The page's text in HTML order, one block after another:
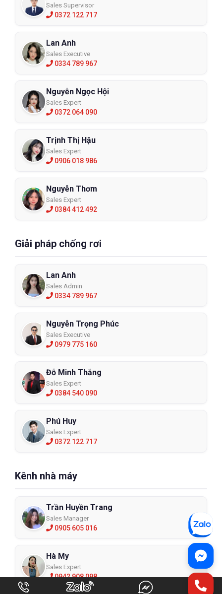
Sales Supervisor
0372 122 717
Lan Anh
Sales Executive
0334 789 967
Nguyễn Ngọc Hội
Sales Expert
0372 064 090
Trịnh Thị Hậu
Sales Expert
0906 018 986
Nguyễn Thơm
Sales Expert
0384 412 492
Giải pháp chống rơi
Lan Anh
Sales Admin
0334 789 967
Nguyễn Trọng Phúc
Sales Executive
0979 775 160
Đỗ Minh Thắng
Sales Expert
0384 540 090
Phú Huy
Sales Expert
0372 122 717
Kênh nhà máy
Trần Huyền Trang
Sales Manager
0905 605 016
Hà My
Sales Expert
0942 908 098